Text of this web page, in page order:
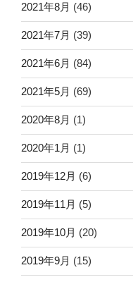
2021年8月 (46)
2021年7月 (39)
2021年6月 (84)
2021年5月 (69)
2020年8月 (1)
2020年1月 (1)
2019年12月 (6)
2019年11月 (5)
2019年10月 (20)
2019年9月 (15)